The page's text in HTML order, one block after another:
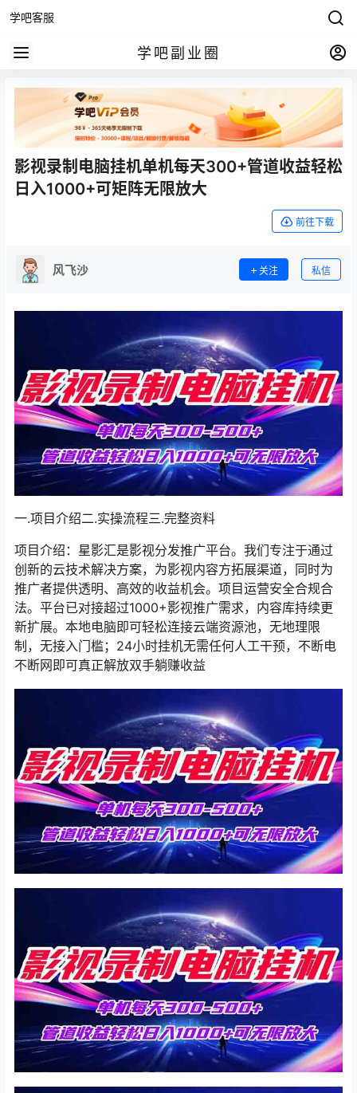
学吧客服
学吧副业圈
影视录制电脑挂机单机每天300+管道收益轻松
日入1000+可矩阵无限放大
前往下载
风飞沙 关注 私信
一.项目介绍二.实操流程三.完整资料
项目介绍：星影汇是影视分发推广平台。我们专注于通过
创新的云技术解决方案，为影视内容方拓展渠道，同时为
推广者提供透明、高效的收益机会。项目运营安全合规合
法。平台已对接超过1000+影视推广需求，内容库持续更
新扩展。本地电脑即可轻松连接云端资源池，无地理限
制，无接入门槛；24小时挂机无需任何人工干预，不断电
不断网即可真正解放双手躺赚收益